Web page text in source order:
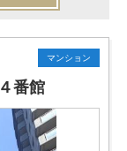
マンション
番館